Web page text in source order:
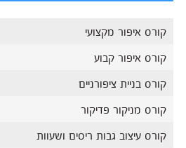
קורס איפור מקצועי
קורס איפור קבוע
קורס בניית ציפורניים
קורס מניקור פדיקור
קורס עיצוב גבות ריסים ושעוות